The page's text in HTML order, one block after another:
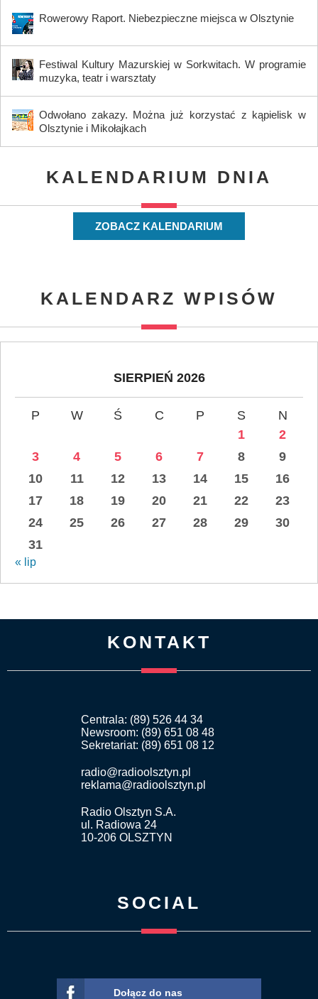
Rowerowy Raport. Niebezpieczne miejsca w Olsztynie
Festiwal Kultury Mazurskiej w Sorkwitach. W programie
muzyka, teatr i warsztaty
Odwołano zakazy. Można już korzystać z kąpielisk w
Olsztynie i Mikołajkach
KALENDARIUM DNIA
ZOBACZ KALENDARIUM
KALENDARZ WPISÓW
SIERPIEŃ 2026
P W Ś C P S
N
1
2
3
4 5 6 7 8
9
10
11 12 13 14 15
16
17
18 19 20 21 22
23
24
25 26 27 28 29
30
31
« lip
KONTAKT
Centrala: (89) 526 44 34
Newsroom: (89) 651 08 48
Sekretariat: (89) 651 08 12
radio@radioolsztyn.pl
reklama@radioolsztyn.pl
Radio Olsztyn S.A.
ul. Radiowa 24
10-206 OLSZTYN
SOCIAL
Dołącz do nas